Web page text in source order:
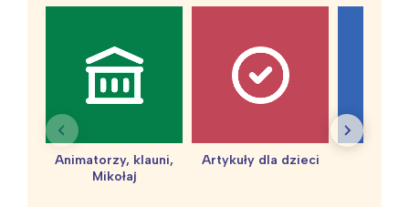
Animatorzy, klauni,
Mikołaj
Artykuły dla dzieci